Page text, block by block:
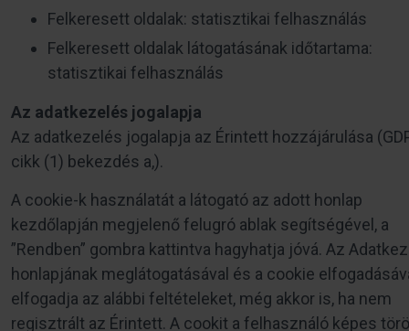
Felkeresett oldalak: statisztikai felhasználás
Felkeresett oldalak látogatásának időtartama:
statisztikai felhasználás
Az adatkezelés jogalapja
Az adatkezelés jogalapja az Érintett hozzájárulása
cikk (1) bekezdés a,).
A cookie-k használatát a látogató az adott honlap
kezdőlapján megjelenő felugró ablak segítségével, a
”Rendben” gombra kattintva hagyhatja jóvá. Az
honlapjának meglátogatásával és a cookie
elfogadja az alábbi feltételeket, még akkor is, ha nem
regisztrált az Érintett. A cookit a felhasználó képes